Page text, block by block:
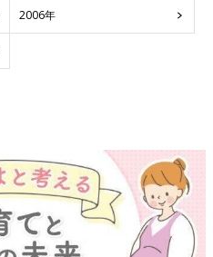
2006年